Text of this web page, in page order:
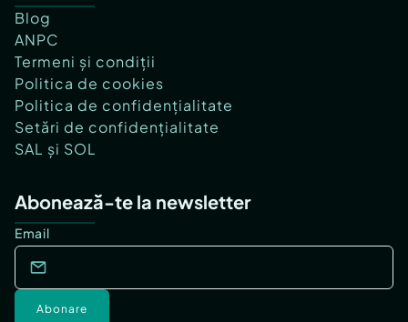
Blog
ANPC
Termeni și condiții
Politica de cookies
Politica de confidențialitate
Setări de confidențialitate
SAL și SOL
Abonează-te la newsletter
Email
Abonare